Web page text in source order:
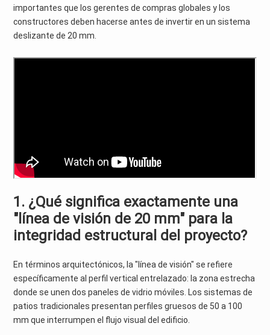
importantes que los gerentes de compras globales y los
constructores deben hacerse antes de invertir en un sistema
deslizante de 20 mm.
1. ¿Qué significa exactamente una
"línea de visión de 20 mm" para la
integridad estructural del proyecto?
En términos arquitectónicos, la "línea de visión" se refiere
específicamente al perfil vertical entrelazado: la zona estrecha
donde se unen dos paneles de vidrio móviles. Los sistemas de
patios tradicionales presentan perfiles gruesos de 50 a 100
mm que interrumpen el flujo visual del edificio.